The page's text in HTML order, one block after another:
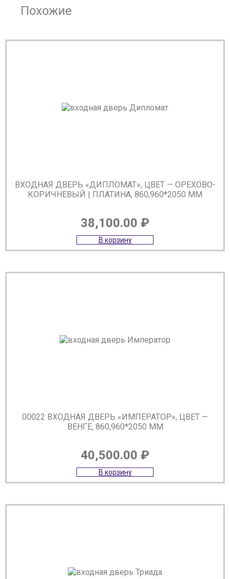
Похожие
ВХОДНАЯ ДВЕРЬ «ДИПЛОМАТ», ЦВЕТ — ОРЕХОВО-
КОРИЧНЕВЫЙ | ПЛАТИНА, 860,960*2050 ММ
38,100.00 ₽
В корзину
00022 ВХОДНАЯ ДВЕРЬ «ИМПЕРАТОР», ЦВЕТ —
ВЕНГЕ, 860,960*2050 ММ
40,500.00 ₽
В корзину